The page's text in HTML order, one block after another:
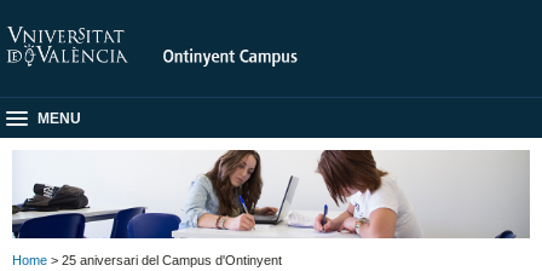
MENU
Home > 25 aniversari del Campus d'Ontinyent